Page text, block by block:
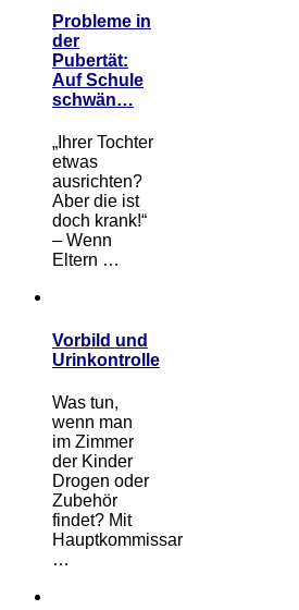
Probleme in
der
Pubertät:
Auf Schule
schwän…
„Ihrer Tochter
etwas
ausrichten?
Aber die ist
doch krank!“
– Wenn
Eltern …
Vorbild und
Urinkontrolle
Was tun,
wenn man
im Zimmer
der Kinder
Drogen oder
Zubehör
findet? Mit
Hauptkommissar
…